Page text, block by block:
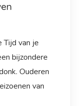
van je
bijzondere
Ouderen
van